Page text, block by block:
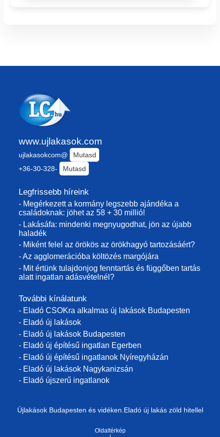
www.ujlakasok.com
ujlakasokcom@
Mutasd
+36-30-328-
Mutasd
Legfrissebb híreink
- Megérkezett a kormány legszebb ajándéka a
családoknak: jöhet az 58 + 30 millió!
- Lakásáfa: mindenki megnyugodhat, jön az újabb
haladék
- Miként felel az örökös az örökhagyó tartozásáért?
- Az agglomerációba költözés margójára
- Mit értünk tulajdonjog fenntartás és függőben tartás
alatt ingatlan adásvételnél?
További kínálatunk
- Eladó CSOKra alkalmas új lakások Budapesten
- Eladó új lakások
- Eladó új lakások Budapesten
- Eladó új építésű ingatlan Egerben
- Eladó új építésű ingatlanok Nyíregyházán
- Eladó új lakások Nagykanizsán
- Eladó újszerű ingatlanok
Újlakások Budapesten és vidéken.Eladó új lakás zöld hitellel
Oldaltérkép